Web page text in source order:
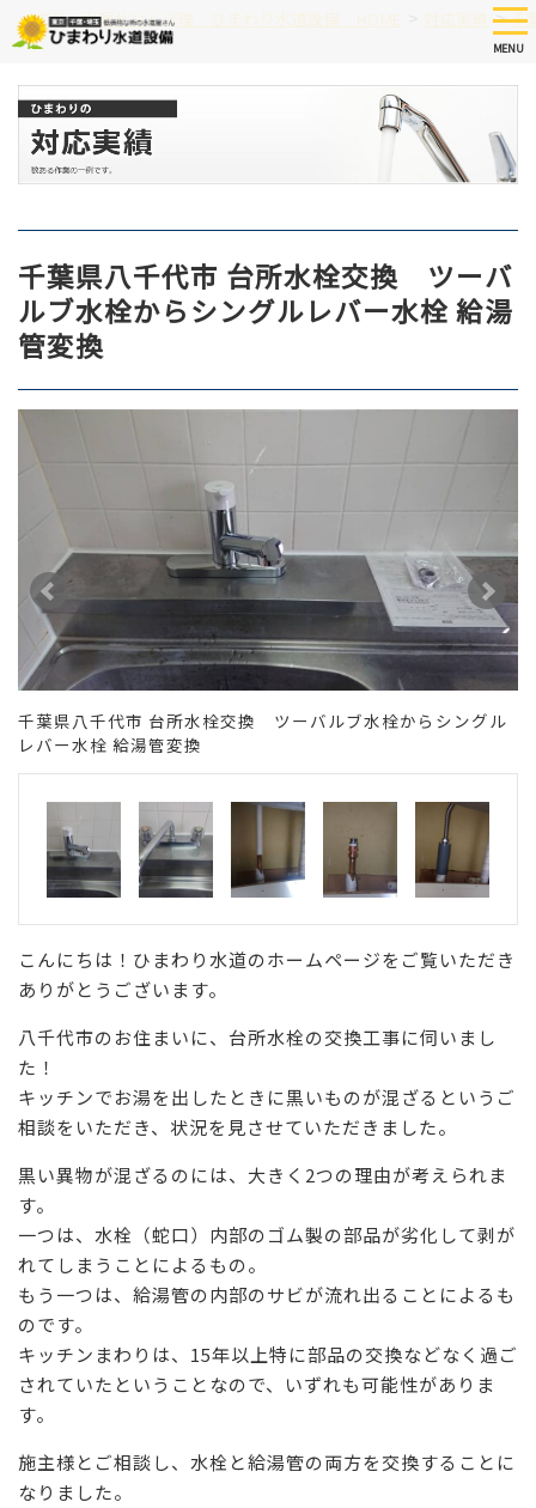
Skip
to
content
MENU
つまり、水漏れなど修理 ひまわり水道設備 HOME >千
千葉県八千代市 台所水栓交換 ツーバ
ルブ水栓からシングルレバー水栓 給湯
管変換
千葉県八千代市 台所水栓交換 ツーバルブ水栓からシングル
レバー水栓 給湯管変換
こんにちは！ひまわり水道のホームページをご覧いただき
ありがとうございます。
八千代市のお住まいに、台所水栓の交換工事に伺いまし
た！
キッチンでお湯を出したときに黒いものが混ざるというご
相談をいただき、状況を見させていただきました。
黒い異物が混ざるのには、大きく2つの理由が考えられま
す。
一つは、水栓（蛇口）内部のゴム製の部品が劣化して剥が
れてしまうことによるもの。
もう一つは、給湯管の内部のサビが流れ出ることによるも
のです。
キッチンまわりは、15年以上特に部品の交換などなく過ご
されていたということなので、いずれも可能性がありま
す。
施主様とご相談し、水栓と給湯管の両方を交換することに
なりました。